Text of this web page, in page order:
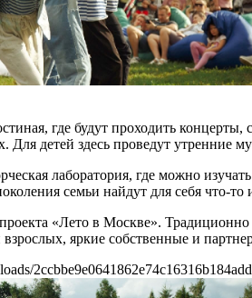
где будут проходить
Для детей здесь проведут утренние
лаборатория, где можно
семьи найдут для себя что-то
«Лето в Москве».
взрослых, яркие собственные и